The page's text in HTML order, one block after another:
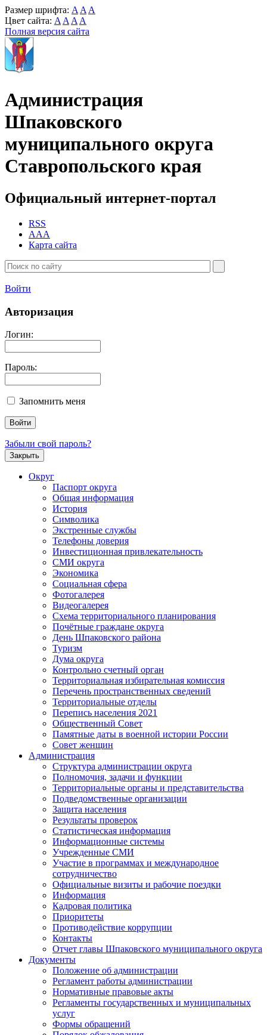
Размер шрифта: A A A
Цвет сайта: A A A A
Полная версия сайта
Администрация
Шпаковского
муниципального округа
Ставропольского края
Официальный интернет-портал
RSS
AAA
Карта сайта
Войти
Авторизация
Логин:
Пароль:
Запомнить меня
Забыли свой пароль?
Закрыть
Округ
Паспорт округа
Общая информация
История
Символика
Экстренные службы
Телефоны доверия
Инвестиционная привлекательность
СМИ округа
Экономика
Социальная сфера
Фотогалерея
Видеогалерея
Схема территориального планирования
Почётные граждане округа
День Шпаковского района
Туризм
Дума округа
Контрольно счетный орган
Территориальная избирательная комиссия
Перечень пространственных сведений
Территориальные отделы
Перепись населения 2021
Общественный Совет
Памятные даты в военной истории России
Совет женщин
Администрация
Структура администрации округа
Полномочия, задачи и функции
Территориальные органы и представительства
Подведомственные организации
Защита населения
Результаты проверок
Статистическая информация
Информационные системы
Учрежденные СМИ
Участие в программах и международное
сотрудничество
Официальные визиты и рабочие поездки
Информация
Кадровая политика
Приоритеты
Противодействие коррупции
Контакты
Отчет главы Шпаковского муниципального округа
Документы
Положение об администрации
Регламент работы администрации
Нормативные правовые акты
Регламенты государственных и муниципальных
услуг
Формы обращений